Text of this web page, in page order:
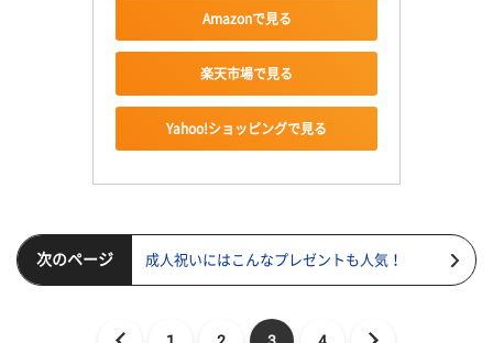
Amazonで見る
楽天市場で見る
Yahoo!ショッピングで見る
次のページ 成人祝いにはこんなプレゼントも人気！